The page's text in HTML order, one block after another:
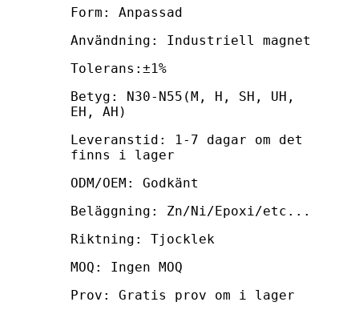
Form: Anpassad
Användning: Industriell magnet
Tolerans:±1%
Betyg: N30-N55(M, H, SH, UH,
EH, AH)
Leveranstid: 1-7 dagar om det
finns i lager
ODM/OEM: Godkänt
Beläggning: Zn/Ni/Epoxi/etc...
Riktning: Tjocklek
MOQ: Ingen MOQ
Prov: Gratis prov om i lager